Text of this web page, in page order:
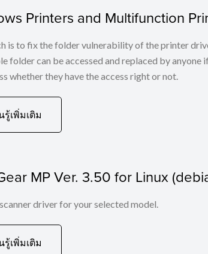
Printers and Multifunction
is to fix the folder vulnerability of the printer
folder can be accessed and replaced by
whether they have the access right or not.
รู้เพิ่มเติม
MP Ver. 3.50 for Linux
driver for your selected model.
รู้เพิ่มเติม